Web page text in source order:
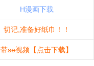
H漫画下载
切记,准备好纸巾！！
带se视频【点击下载】